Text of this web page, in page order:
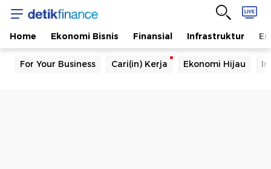
Home Ekonomi Bisnis Finansial Infrastruktur
For Your Business Cari(in) Kerja Ekonomi Hijau